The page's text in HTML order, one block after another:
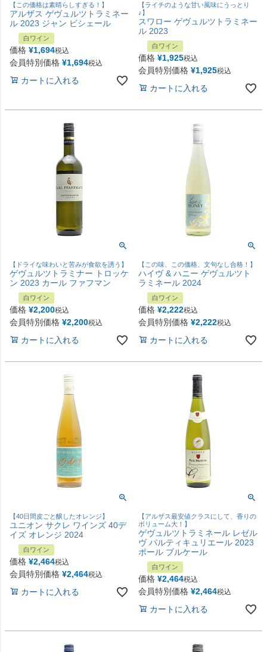
【この価格は素晴らしすぎる！】
アルザス ゲヴュルツトラミネー
ル 2023 ジャン ビシェール
白ワイン
価格 ¥1,694税込
会員特別価格 ¥1,694税込
カートに入れる
【ライチのような甘い風味にうっとり
♪】
スワロー ゲヴュルツトラミネー
ル 2023
白ワイン
価格 ¥1,925税込
会員特別価格 ¥1,925税込
カートに入れる
【ドライな味わいと苦みが食欲を誘う】
ゲヴュルツトラミナー トロッケ
ン 2023 カール ファフマン
白ワイン
価格 ¥2,200税込
会員特別価格 ¥2,200税込
カートに入れる
【この味、この価格、文句なし合格！】
ハイヴ & ハニー ゲヴュルツト
ラミネール 2024
白ワイン
価格 ¥2,222税込
会員特別価格 ¥2,222税込
カートに入れる
【40日間皮ごと醸したオレンジ】
ユニオン サクレ ワインズ 40デ
イズ オレンジ 2024
白ワイン
価格 ¥2,464税込
会員特別価格 ¥2,464税込
カートに入れる
【アルザス最安値クラスにして、香りの
ボリューム大！】
ゲヴュルツトラミネール レゼル
ヴ パルティキュリエール 2023
ポール ブルケール
白ワイン
価格 ¥2,464税込
会員特別価格 ¥2,464税込
カートに入れる